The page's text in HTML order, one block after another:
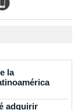
la
adquirir